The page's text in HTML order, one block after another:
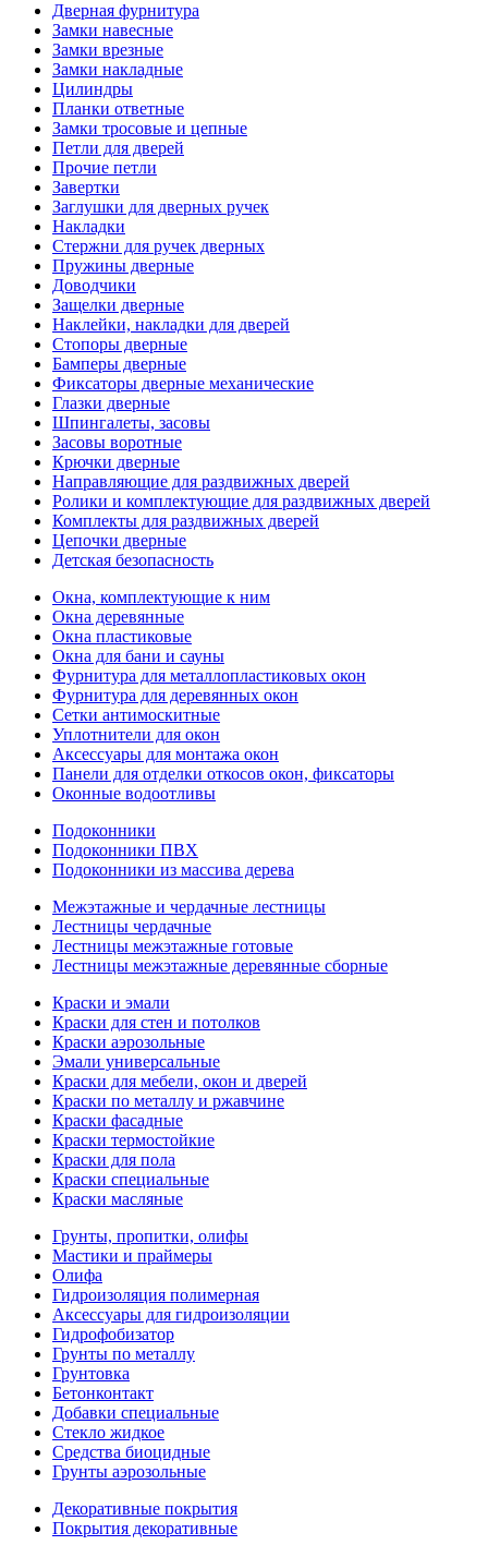
Дверная фурнитура
Замки навесные
Замки врезные
Замки накладные
Цилиндры
Планки ответные
Замки тросовые и цепные
Петли для дверей
Прочие петли
Завертки
Заглушки для дверных ручек
Накладки
Стержни для ручек дверных
Пружины дверные
Доводчики
Защелки дверные
Наклейки, накладки для дверей
Стопоры дверные
Бамперы дверные
Фиксаторы дверные механические
Глазки дверные
Шпингалеты, засовы
Засовы воротные
Крючки дверные
Направляющие для раздвижных дверей
Ролики и комплектующие для раздвижных дверей
Комплекты для раздвижных дверей
Цепочки дверные
Детская безопасность
Окна, комплектующие к ним
Окна деревянные
Окна пластиковые
Окна для бани и сауны
Фурнитура для металлопластиковых окон
Фурнитура для деревянных окон
Сетки антимоскитные
Уплотнители для окон
Аксессуары для монтажа окон
Панели для отделки откосов окон, фиксаторы
Оконные водоотливы
Подоконники
Подоконники ПВХ
Подоконники из массива дерева
Межэтажные и чердачные лестницы
Лестницы чердачные
Лестницы межэтажные готовые
Лестницы межэтажные деревянные сборные
Краски и эмали
Краски для стен и потолков
Краски аэрозольные
Эмали универсальные
Краски для мебели, окон и дверей
Краски по металлу и ржавчине
Краски фасадные
Краски термостойкие
Краски для пола
Краски специальные
Краски масляные
Грунты, пропитки, олифы
Мастики и праймеры
Олифа
Гидроизоляция полимерная
Аксессуары для гидроизоляции
Гидрофобизатор
Грунты по металлу
Грунтовка
Бетонконтакт
Добавки специальные
Стекло жидкое
Средства биоцидные
Грунты аэрозольные
Декоративные покрытия
Покрытия декоративные